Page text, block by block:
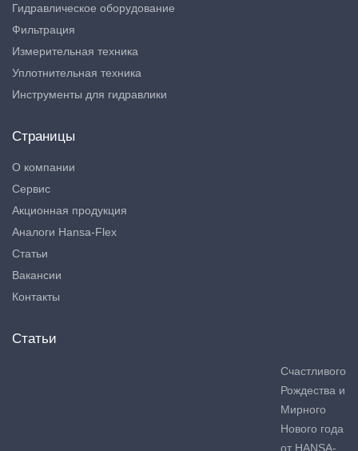
Гидравлическое оборудование
Фильтрация
Измерительная техника
Уплотнительная техника
Инструменты для гидравлики
Страницы
О компании
Сервис
Акционная продукция
Аналоги Hansa-Flex
Статьи
Вакансии
Контакты
Статьи
Счастливого
Рождества и
Мирного
Нового года
от HANSA-